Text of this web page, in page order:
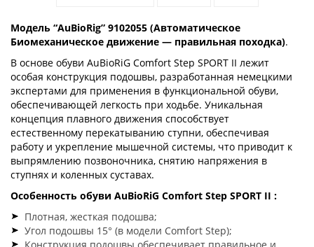
Модель “AuBioRig” 9102055 (Автоматическое
Биомеханическое движение — правильная походка).
В основе обуви AuBioRiG Comfort Step SPORT II лежит
особая конструкция подошвы, разработанная немецкими
экспертами для применения в функциональной обуви,
обеспечивающей легкость при ходьбе. Уникальная
концепция плавного движения способствует
естественному перекатыванию ступни, обеспечивая
работу и укрепление мышечной системы, что приводит к
выпрямлению позвоночника, снятию напряжения в
ступнях и коленных суставах.
Особенность обуви AuBioRiG Comfort Step SPORT II :
Плотная, жесткая подошва;
Угол подошвы 15° (в модели Comfort Step);